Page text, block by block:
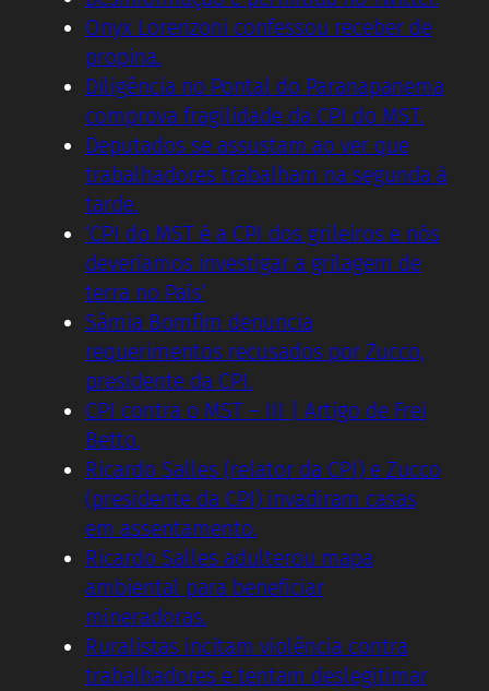
Onyx Lorenzoni confessou receber de
propina.
Diligência no Pontal do Paranapanema
comprova fragilidade da CPI do MST.
Deputados se assustam ao ver que
trabalhadores trabalham na segunda à
tarde.
‘CPI do MST é a CPI dos grileiros e nós
deveríamos investigar a grilagem de
terra no País’
Sâmia Bomfim denuncia
requerimentos recusados por Zucco,
presidente da CPI.
CPI contra o MST – III | Artigo de Frei
Betto.
Ricardo Salles (relator da CPI) e Zucco
(presidente da CPI) invadiram casas
em assentamento.
Ricardo Salles adulterou mapa
ambiental para beneficiar
mineradoras.
Ruralistas incitam violência contra
trabalhadores e tentam deslegitimar